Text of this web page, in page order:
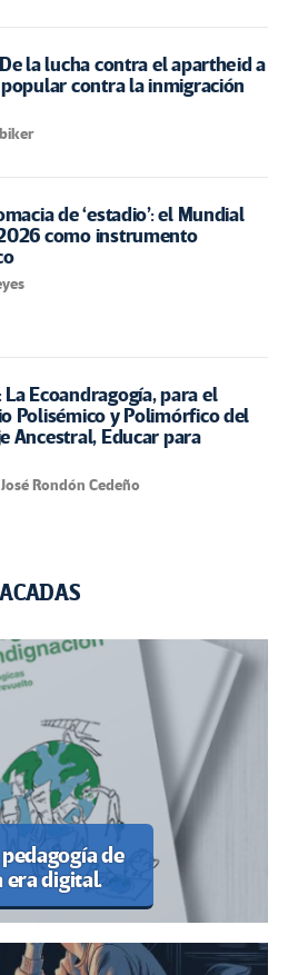
la lucha contra el apartheid a
contra la inmigración
de ‘estadio’: el Mundial
como instrumento
La Ecoandragogía, para el
Polisémico y Polimórfico del
Ancestral, Educar para
Rondón Cedeño
de
era digital.